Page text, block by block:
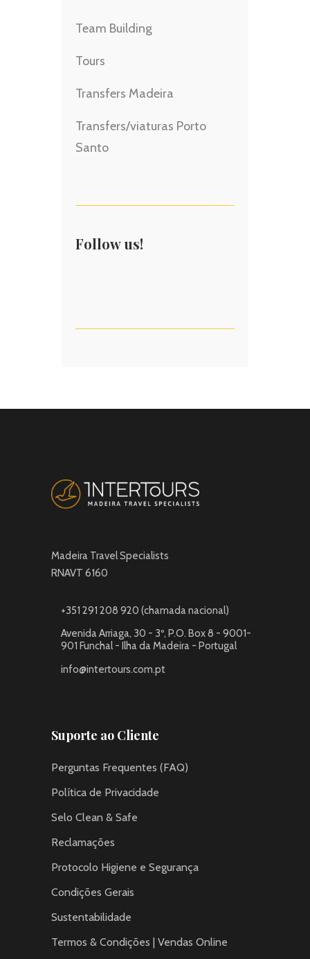
Team Building
Tours
Transfers Madeira
Transfers/viaturas Porto
Santo
Follow us!
Madeira Travel Specialists
RNAVT 6160
+351 291 208 920 (chamada nacional)
Avenida Arriaga, 30 - 3º, P.O. Box 8 - 9001-
901 Funchal - Ilha da Madeira - Portugal
info@intertours.com.pt
Suporte ao Cliente
Perguntas Frequentes (FAQ)
Política de Privacidade
Selo Clean & Safe
Reclamações
Protocolo Higiene e Segurança
Condições Gerais
Sustentabilidade
Termos & Condições | Vendas Online